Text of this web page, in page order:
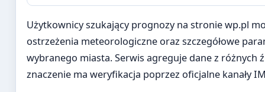
Użytkownicy szukający prognozy na stronie wp.pl
ostrzeżenia meteorologiczne oraz szczegółowe
wybranego miasta. Serwis agreguje dane z różnych
znaczenie ma weryfikacja poprzez oficjalne kanały